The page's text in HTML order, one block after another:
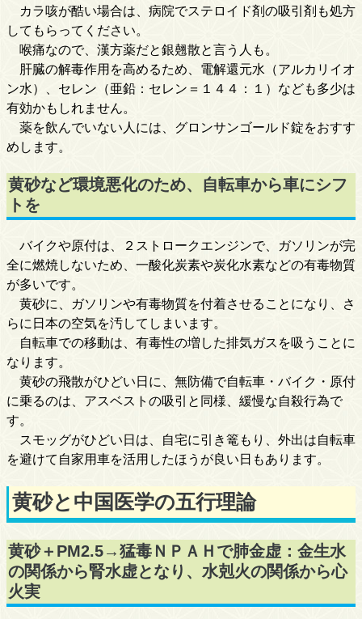
カラ咳が酷い場合は、病院でステロイド剤の吸引剤も処方
してもらってください。
喉痛なので、漢方薬だと銀翹散と言う人も。
肝臓の解毒作用を高めるため、電解還元水（アルカリイオ
ン水）、セレン（亜鉛：セレン＝１４４：１）なども多少は
有効かもしれません。
薬を飲んでいない人には、グロンサンゴールド錠をおすす
めします。
黄砂など環境悪化のため、自転車から車にシフ
トを
バイクや原付は、２ストロークエンジンで、ガソリンが完
全に燃焼しないため、一酸化炭素や炭化水素などの有毒物質
が多いです。
黄砂に、ガソリンや有毒物質を付着させることになり、さ
らに日本の空気を汚してしまいます。
自転車での移動は、有毒性の増した排気ガスを吸うことに
なります。
黄砂の飛散がひどい日に、無防備で自転車・バイク・原付
に乗るのは、アスベストの吸引と同様、緩慢な自殺行為で
す。
スモッグがひどい日は、自宅に引き篭もり、外出は自転車
を避けて自家用車を活用したほうが良い日もあります。
黄砂と中国医学の五行理論
黄砂＋PM2.5→猛毒ＮＰＡＨで肺金虚：金生水
の関係から腎水虚となり、水剋火の関係から心
火実